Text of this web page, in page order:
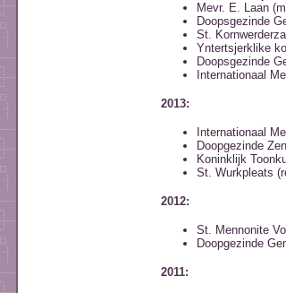
Mevr. E. Laan
Doopsgezinde
St.
Yntertsjerklike
Doopsgezinde
Internationaal
2013:
Internationaal
Doopgezinde
Koninklijk
St. Wurkpleats
2012:
St. Mennonite
Doopgezinde
2011: